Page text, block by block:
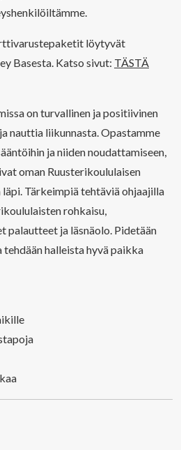
löytyvät
Basesta. Katso sivut: TÄSTÄ
on turvallinen ja positiivinen
nauttia liikunnasta. Opastamme
ja niiden noudattamiseen,
oman Ruusterikoululaisen
Tärkeimpiä tehtäviä ohjaajilla
rohkaisu,
palautteet ja läsnäolo. Pidetään
tehdään halleista hyvä paikka